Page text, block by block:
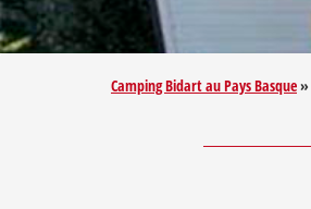
Camping Bidart au Pays Basque»